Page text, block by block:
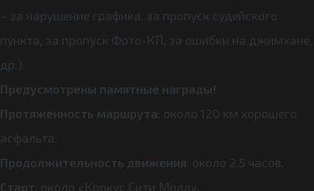
– за нарушение графика, за пропуск судейского
пункта, за пропуск Фото-КП, за ошибки на джимхане,
др.).
Предусмотрены памятные награды!
Протяженность маршрута: около 120 км хорошего
асфальта.
Продолжительность движения: около 2,5 часов.
Старт: около «Крокус Сити Молл».